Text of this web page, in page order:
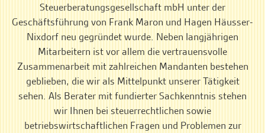
Steuerberatungsgesellschaft mbH unter der
Geschäftsführung von Frank Maron und Hagen Häusser-
Nixdorf neu gegründet wurde. Neben langjährigen
Mitarbeitern ist vor allem die vertrauensvolle
Zusammenarbeit mit zahlreichen Mandanten bestehen
geblieben, die wir als Mittelpunkt unserer Tätigkeit
sehen. Als Berater mit fundierter Sachkenntnis stehen
wir Ihnen bei steuerrechtlichen sowie
betriebswirtschaftlichen Fragen und Problemen zur